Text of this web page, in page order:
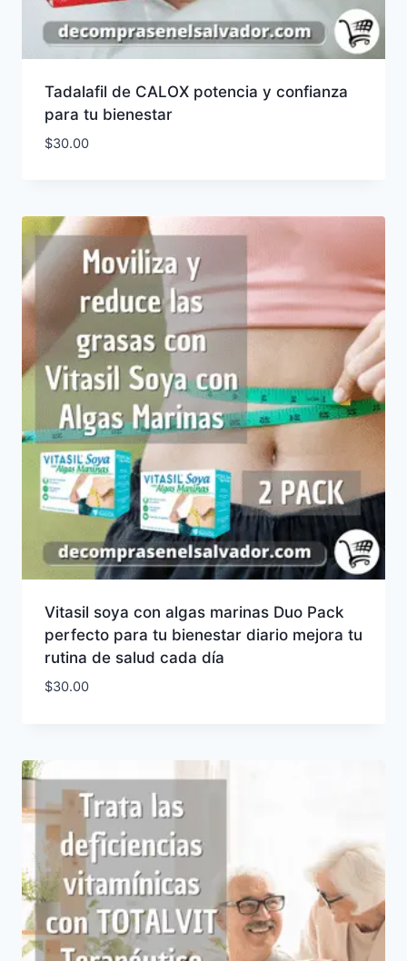
Tadalafil de CALOX potencia y confianza
para tu bienestar
$30.00
Vitasil soya con algas marinas Duo Pack
perfecto para tu bienestar diario mejora tu
rutina de salud cada día
$30.00